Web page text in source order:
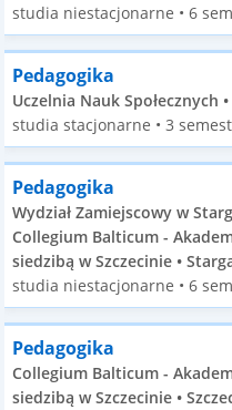
studia niestacjonarne • 6
Pedagogika
Uczelnia Nauk Społecznych
studia stacjonarne • 3
Pedagogika
Wydział Zamiejscowy w
Collegium Balticum -
siedzibą w Szczecinie •
studia niestacjonarne • 6
Pedagogika
Collegium Balticum -
siedzibą w Szczecinie •